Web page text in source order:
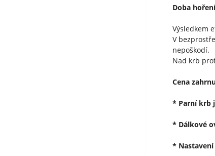
Doba
Výsledkem
V
nepoškodí.
Nad krb
Cena
* Parní krb
* Dálkové
*